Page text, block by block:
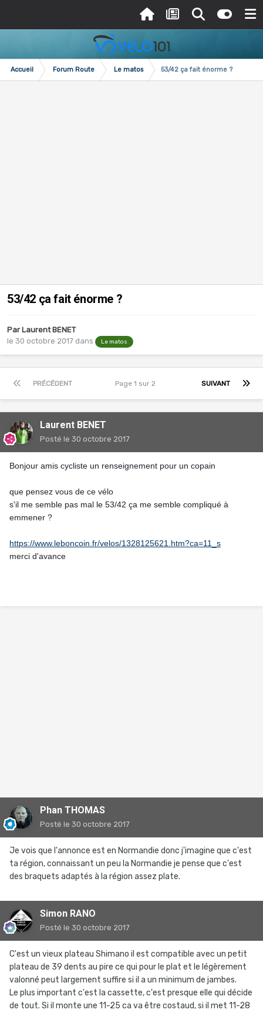
Accueil Forum Route Le matos 53/42 ça fait énorme ?
53/42 ça fait énorme ?
Par Laurent BENET
le 30 octobre 2017 dans Le matos
PRÉCÉDENT SUIVANT
Page 1 sur 2
Laurent BENET
Posté le 30 octobre 2017
Bonjour amis cycliste un renseignement pour un copain
que pensez vous de ce vélo
s'il me semble pas mal le 53/42 ça me semble compliqué à
emmener ?
https://www.leboncoin.fr/velos/1328125621.htm?ca=11_s
merci d'avance
Phan THOMAS
Posté le 30 octobre 2017
Je vois que l'annonce est en Normandie donc j'imagine que c'est
ta région, connaissant un peu la Normandie je pense que c'est
des braquets adaptés à la région assez plate.
Simon RANO
Posté le 30 octobre 2017
C'est un vieux plateau Shimano il est compatible avec un petit
plateau de 39 dents au pire ce qui pour le plat et le légèrement
valonné peut largement suffire si il a un minimum de jambes.
Le plus important c'est la cassette, c'est presque elle qui décide
de tout. Si il monte une 11-25 ca va être costaud, si il met 11-28